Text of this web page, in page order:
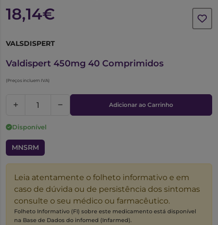
18,14€
VALSDISPERT
Valdispert 450mg 40 Comprimidos
(Preços incluem IVA)
Adicionar ao Carrinho
Disponível
MNSRM
Leia atentamente o folheto informativo e em
caso de dúvida ou de persistência dos sintomas
consulte o seu médico ou farmacêutico.
Folheto Informativo (FI) sobre este medicamento está disponível
na Base de Dados do infomed (Infarmed).